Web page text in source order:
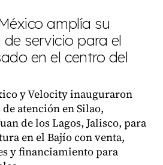
amplía su
servicio para el
en el centro del
y Velocity inauguraron
atención en Silao,
de los Lagos, Jalisco, para
en el Bajío con venta,
y financiamiento para